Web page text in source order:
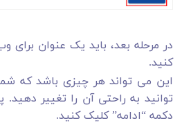
در مرحله بعد، باید یک عنوان
کنید.
این می تواند هر چیزی باشد که
توانید به راحتی آن را تغییر
دکمه “ادامه” کلیک کنید.